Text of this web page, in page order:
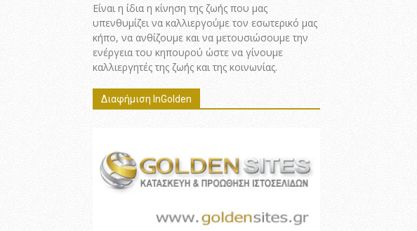
Είναι η ίδια η κίνηση της ζωής που μας
υπενθυμίζει να καλλιεργούμε τον εσωτερικό μας
κήπο, να ανθίζουμε και να μετουσιώσουμε την
ενέργεια του κηπουρού ώστε να γίνουμε
καλλιεργητές της ζωής και της κοινωνίας.
Διαφήμιση InGolden